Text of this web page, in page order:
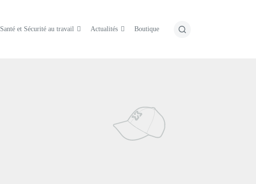
Santé et Sécurité au travail Actualités Boutique